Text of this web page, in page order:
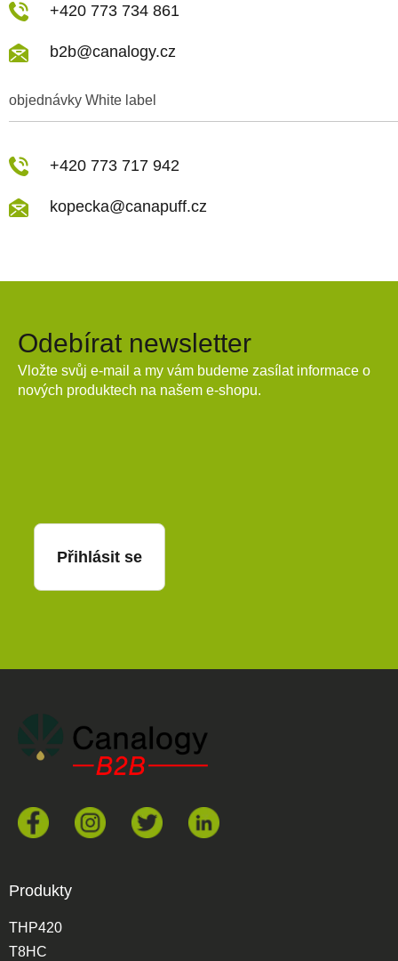
objednávky White label
+420 773 734 861
b2b@canalogy.cz
+420 773 717 942
kopecka@canapuff.cz
Odebírat newsletter
Vložte svůj e-mail a my vám budeme zasílat informace o
nových produktech na našem e-shopu.
Přihlásit se
Produkty
THP420
T8HC